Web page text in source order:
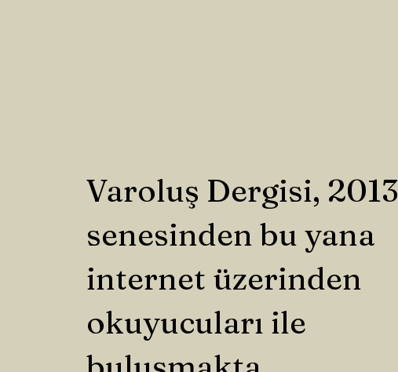
Varoluş Dergisi, 2013
senesinden bu yana
internet üzerinden
okuyucuları ile